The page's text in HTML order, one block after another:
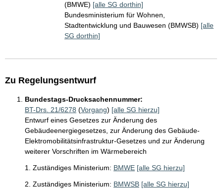
(BMWE) [alle SG dorthin]
Bundesministerium für Wohnen,
Stadtentwicklung und Bauwesen (BMWSB) [alle
SG dorthin]
Zu Regelungsentwurf
Bundestags-Drucksachennummer:
BT-Drs. 21/6278 (Vorgang) [alle SG hierzu]
Entwurf eines Gesetzes zur Änderung des
Gebäudeenergiegesetzes, zur Änderung des Gebäude-
Elektromobilitätsinfrastruktur-Gesetzes und zur Änderung
weiterer Vorschriften im Wärmebereich
1. Zuständiges Ministerium: BMWE [alle SG hierzu]
2. Zuständiges Ministerium: BMWSB [alle SG hierzu]